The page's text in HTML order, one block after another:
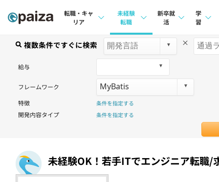
転職・キャ
リア
求人検索
転職成功ガイド
未経験
転職
求人検索
転職成功ガイド
新卒就
活
求人検索
本選考
インターン
イベント・セミナー
学
習
講座
リフ
プラン
複数条件ですぐに検索 ×
給与
フレームワーク
特徴
条件を指定する
開発内容タイプ 条件を指定する
未経験OK！若手ITでエンジニア転職/